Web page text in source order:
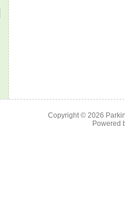
Copyright © 2026
Powered